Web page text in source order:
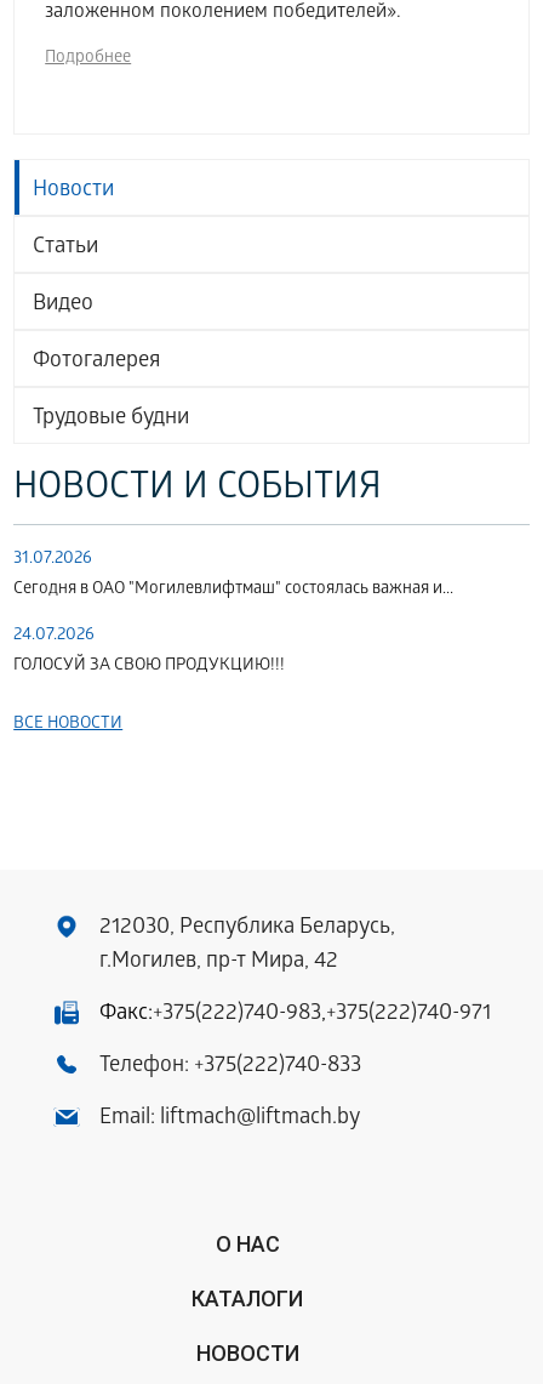
Новости
Статьи
Видео
Фотогалерея
Трудовые будни
НОВОСТИ И СОБЫТИЯ
31.07.2026
Сегодня в ОАО "Могилевлифтмаш" состоялась важная и...
24.07.2026
ГОЛОСУЙ ЗА СВОЮ ПРОДУКЦИЮ!!!
ВСЕ НОВОСТИ
заложенном поколением победителей».
Подробнее
212030, Республика Беларусь,
г.Могилев, пр-т Мира, 42
Факс:+375(222)740-983,+375(222)740-971
Телефон: +375(222)740-833
Email: liftmach@liftmach.by
О НАС
КАТАЛОГИ
НОВОСТИ